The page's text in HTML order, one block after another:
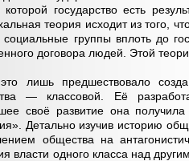
которой государство есть
теория исходит из того,
группы вплоть до
договора людей. Этой
лишь предшествовало
— классовой. Её
своё развитие она
Детально изучив историю
общества на
власти одного класса над